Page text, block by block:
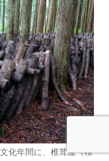
化年間に、椎茸屋（椎